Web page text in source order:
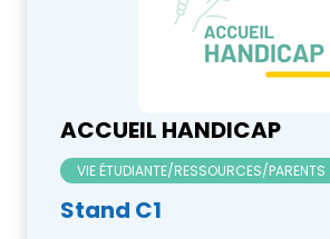
ACCUEIL HANDICAP
VIE ÉTUDIANTE/RESSOURCES/PARENTS
Stand C1